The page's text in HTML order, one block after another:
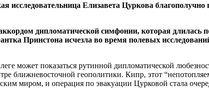
исследовательница Елизавета Цуркова
дипломатической симфонии, которая длилась
Принстона исчезла во время полевых
может показаться рутинной дипломатической
ближневосточной геополитики. Кипр, этот
миром, и операция по эвакуации Цурковой стала